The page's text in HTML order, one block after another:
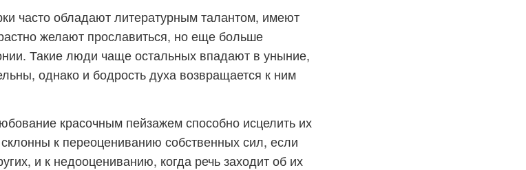
часто обладают литературным талантом, имеют
желают прославиться, но еще больше
Такие люди чаще остальных впадают в уныние,
однако и бодрость духа возвращается к ним
красочным пейзажем способно исцелить их
к переоцениванию собственных сил, если
и к недооцениванию, когда речь заходит об их